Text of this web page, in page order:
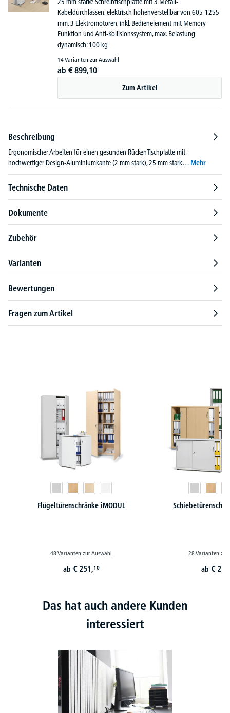
Kabeldurchlässen, elektrisch höhenverstellbar von 605-1255
mm, 3 Elektromotoren, inkl. Bedienelement mit Memory-
Funktion und Anti-Kollisionssystem, max. Belastung
dynamisch: 100 kg
14 Varianten zur Auswahl
ab € 899,10
Zum Artikel
Beschreibung
Ergonomischer Arbeiten für einen gesunden RückenTischplatte mit
hochwertiger Design-Aluminiumkante (2 mm stark), 25 mm stark… Mehr
Technische Daten
Dokumente
Zubehör
Varianten
Bewertungen
Fragen zum Artikel
Flügeltürenschränke iMODUL
48 Varianten zur Auswahl
ab € 251,10
28 Varianten zur
ab €
Das hat auch andere Kunden
interessiert